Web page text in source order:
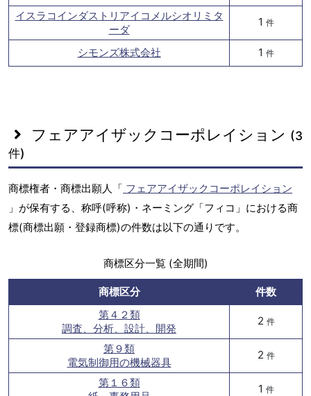
イスラコインダストリアイコメルシオリミタ
ーダ
1 件
シモンズ株式会社 1 件
フェアアイザックコーポレイション (3
件)
商標権者・商標出願人「 フェアアイザックコーポレイション
」が保有する、称呼(呼称)・ネーミング「フィコ」における商
標(商標出願・登録商標)の件数は以下の通りです。
商標区分一覧 (全期間)
商標区分
件数
第４２類
調査、分析、設計、開発
2 件
第９類
電気制御用の機械器具
2 件
第１６類
1 件